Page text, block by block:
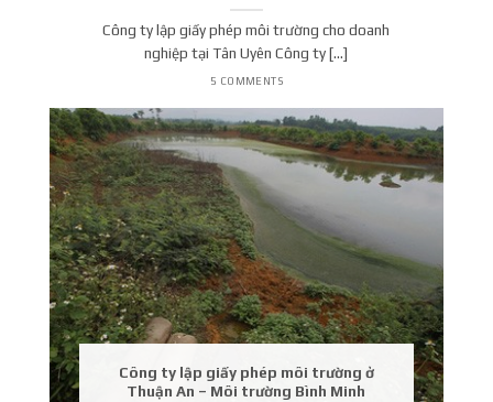
Công ty lập giấy phép môi trường cho doanh
nghiệp tại Tân Uyên Công ty [...]
5 COMMENTS
Công ty lập giấy phép môi trường ở
Thuận An – Môi trường Bình Minh